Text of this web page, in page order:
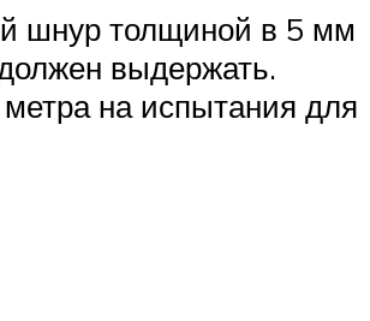
шнур толщиной в 5 мм
выдержать.
на испытания для